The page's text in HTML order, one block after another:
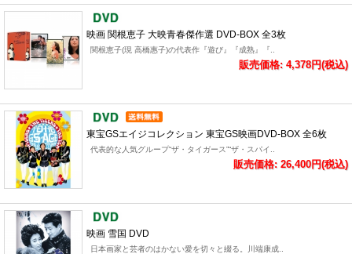
映画 関根恵子 大映青春傑作選 DVD-BOX 全3枚
関根恵子(現 高橋惠子)の代表作『遊び』『成熟』『..
販売価格: 4,378円(税込)
東宝GSエイジコレクション 東宝GS映画DVD-BOX 全6枚
代表的な人気グループ“ザ・タイガース”“ザ・スパイ..
販売価格: 26,400円(税込)
映画 雪国 DVD
日本画家と芸者のはかない愛を切々と綴る。川端康成..